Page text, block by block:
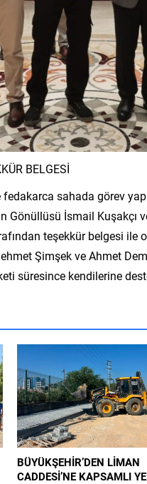
BELGESİ
fedakarca sahada görev
Gönüllüsü İsmail
teşekkür belgesi ile
Şimşek ve Ahmet
süresince kendilerine
BÜYÜKŞEHİR’DEN LİMAN
CADDESİ’NE KAPSAMLI